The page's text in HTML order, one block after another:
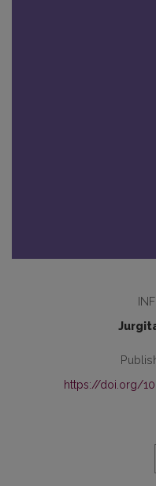
https://doi.org/